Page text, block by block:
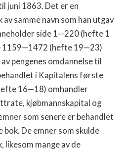
juni 1863. Det er en
samme navn som han utgav
side 1—220 (hefte 1
1159—1472 (hefte 19—23)
pengenes omdannelse til
i Kapitalens første
16—18) omhandler
kjøbmannskapital og
som senere er behandlet
De emner som skulde
likesom mange av de